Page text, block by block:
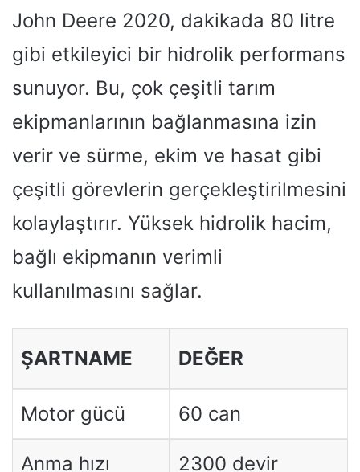
John Deere 2020, dakikada 80 litre
gibi etkileyici bir hidrolik performans
sunuyor. Bu, çok çeşitli tarım
ekipmanlarının bağlanmasına izin
verir ve sürme, ekim ve hasat gibi
çeşitli görevlerin gerçekleştirilmesini
kolaylaştırır. Yüksek hidrolik hacim,
bağlı ekipmanın verimli
kullanılmasını sağlar.
ŞARTNAME DEĞER
Motor gücü 60 can
Anma hızı 2300 devir